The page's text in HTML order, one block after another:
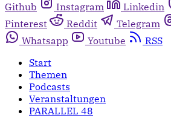
Github
Instagram Linkedin
Pinterest
Reddit Telegram
Whatsapp
Youtube
RSS
Start
Themen
Podcasts
Veranstaltungen
PARALLEL 48